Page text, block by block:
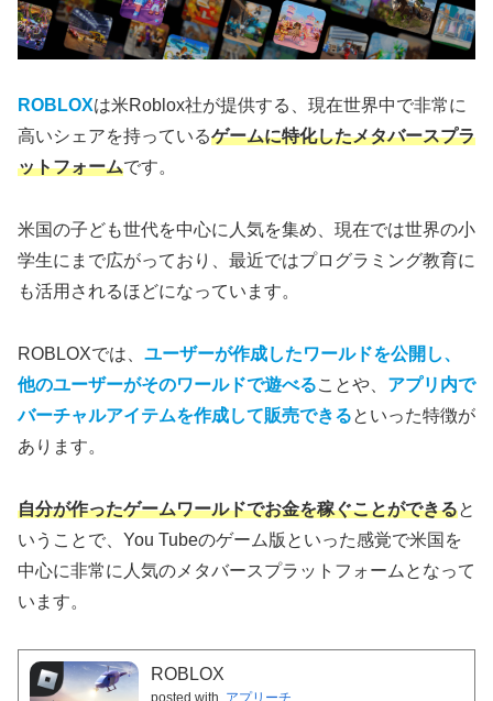
ROBLOXは米Roblox社が提供する、現在世界中で非常に
高いシェアを持っているゲームに特化したメタバースプラ
ットフォームです。
米国の子ども世代を中心に人気を集め、現在では世界の小
学生にまで広がっており、最近ではプログラミング教育に
も活用されるほどになっています。
ROBLOXでは、 ユーザーが作成したワールドを公開し、
他のユーザーがそのワールドで遊べることや、 アプリ内で
バーチャルアイテムを作成して販売できるといった特徴が
あります。
自分が作ったゲームワールドでお金を稼ぐことができると
いうことで、You Tubeのゲーム版といった感覚で米国を
中心に非常に人気のメタバースプラットフォームとなって
います。
ROBLOX
posted with アプリーチ